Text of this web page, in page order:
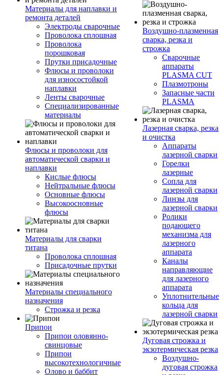
Материалы для наплавки и
ремонта деталей
Электроды сварочные
Проволока сплошная
Проволока
порошковая
Прутки присадочные
Флюсы и проволоки
для износостойкой
наплавки
Ленты сварочные
Специализированные
материалы
Флюсы и проволоки для
автоматической сварки и
наплавки
Кислые флюсы
Нейтральные флюсы
Основные флюсы
Высокоосновные
флюсы
Материалы для сварки
титана
Проволока сплошная
Присадочные прутки
Материалы специального
назначения
Строжка и резка
Припои
Припои оловянно-
свинцовые
Припои
высокотехнологичные
Олово и баббит
Воздушно-плазменная
сварка, резка и
строжка
Сварочные
аппараты
PLASMA CUT
Плазмотроны
Запасные части
PLASMA
Лазерная сварка, резка
и очистка
Аппараты
лазерной сварки
Горелки
лазерные
Сопла для
лазерной сварки
Линзы для
лазерной сварки
Ролики
подающего
механизма для
лазерного
аппарата
Каналы
направляющие
для лазерного
аппарата
Уплотнительные
кольца для
лазерной сварки
Дуговая строжка и
экзотермическая резка
Воздушно-
дуговая строжка